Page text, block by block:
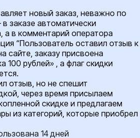
новый заказ, неважно по
заказе автоматически
а в комментарий оператора
“Пользователь оставил отзыв к
сайте, заказу присвоена
100 рублей» , а флаг скидки
отзыв, но не спешит
через время присылаем
скидке и предлагаем
из категорий, которые приобрел